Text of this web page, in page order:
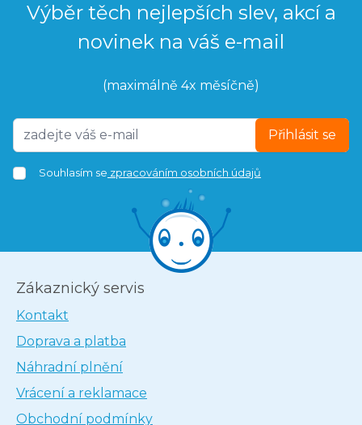
Výběr těch nejlepších slev, akcí a
novinek na váš e-mail
(maximálně 4x měsíčně)
Přihlásit se
Souhlasím se zpracováním osobních údajů
Zákaznický servis
Kontakt
Doprava a platba
Náhradní plnění
Vrácení a reklamace
Obchodní podmínky